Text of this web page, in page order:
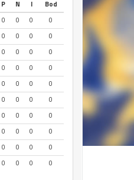
P N I
Bod
0 0 0
0
0 0 0
0
0 0 0
0
0 0 0
0
0 0 0
0
0 0 0
0
0 0 0
0
0 0 0
0
0 0 0
0
0 0 0 0